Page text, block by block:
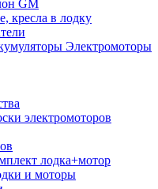
GM
кресла в лодку
Электромоторы
электромоторов
лодка+мотор
и моторы